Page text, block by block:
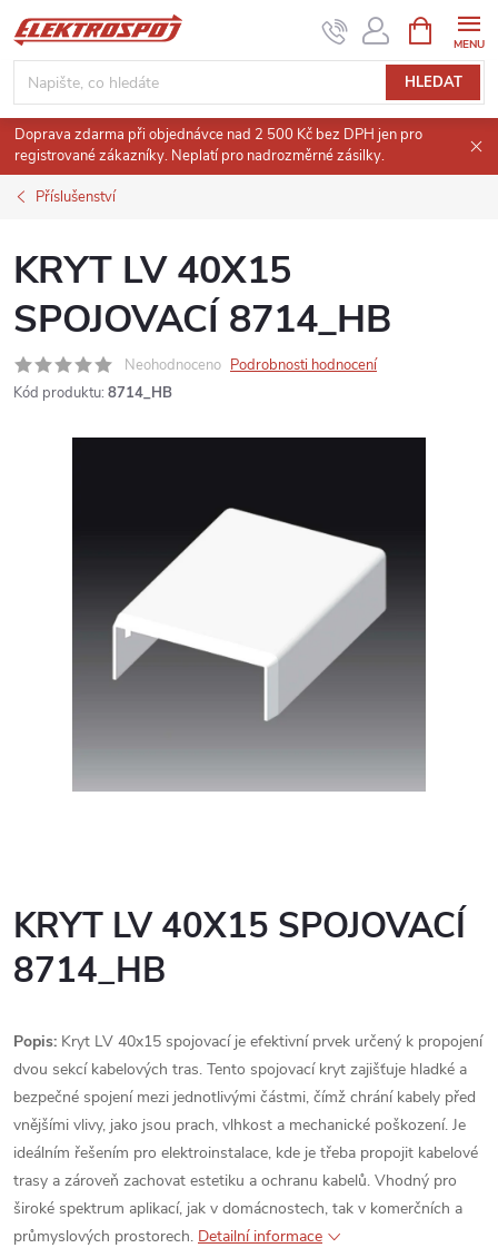
Přejít
na
obsah
HLEDAT
NÁKUPNÍ
KOŠÍK
Doprava zdarma při objednávce nad 2 500 Kč bez DPH jen pro
registrované zákazníky. Neplatí pro nadrozměrné zásilky.
Příslušenství
KRYT LV 40X15
SPOJOVACÍ 8714_HB
Neohodnoceno Podrobnosti hodnocení
Kód produktu: 8714_HB
KRYT LV 40X15 SPOJOVACÍ
8714_HB
Popis: Kryt LV 40x15 spojovací je efektivní prvek určený k propojení
dvou sekcí kabelových tras. Tento spojovací kryt zajišťuje hladké a
bezpečné spojení mezi jednotlivými částmi, čímž chrání kabely před
vnějšími vlivy, jako jsou prach, vlhkost a mechanické poškození. Je
ideálním řešením pro elektroinstalace, kde je třeba propojit kabelové
trasy a zároveň zachovat estetiku a ochranu kabelů. Vhodný pro
široké spektrum aplikací, jak v domácnostech, tak v komerčních a
průmyslových prostorech. Detailní informace